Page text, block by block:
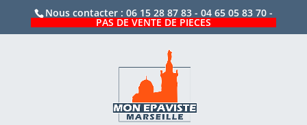
Nous contacter : 06 15 28 87 83- 04 65 05 83 70-
PAS DE VENTE DE PIECES